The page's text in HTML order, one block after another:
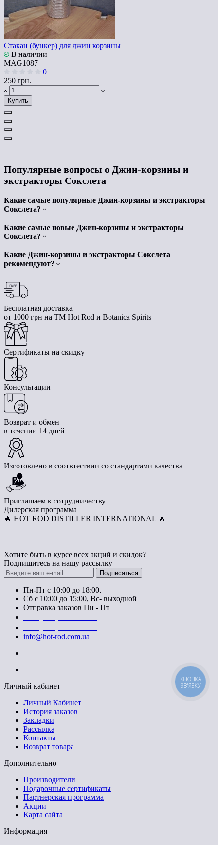
Стакан (бункер) для джин корзины
В наличии
MAG1087
0
250 грн.
Купить
Популярные вопросы о Джин-корзины и
экстракторы Сокслета
Какие самые популярные Джин-корзины и экстракторы
Сокслета?
Какие самые новые Джин-корзины и экстракторы
Сокслета?
Какие Джин-корзины и экстракторы Сокслета
рекомендуют?
Бесплатная доставка
от 1000 грн на ТМ Hot Rod и Botanica Spirits
Сертификаты на скидку
Консультации
Возврат и обмен
в течении 14 дней
Изготовлено в соотвтествии со стандартами качества
Приглашаем к сотрудничеству
Дилерская программа
🔥 HOT ROD DISTILLER INTERNATIONAL 🔥
Хотите быть в курсе всех акций и скидок?
Подпишитесь на нашу рассылку
Подписаться
Пн-Пт с 10:00 до 18:00,
Сб с 10:00 до 15:00, Вс- выходной
Отправка заказов Пн - Пт
info@hot-rod.com.ua
Личный кабинет
Личный Кабинет
История заказов
Закладки
Рассылка
Контакты
Возврат товара
Дополнительно
Производители
Подарочные сертификаты
Партнерская программа
Акции
Карта сайта
Информация
КНОПКА
ЗВ'ЯЗКУ